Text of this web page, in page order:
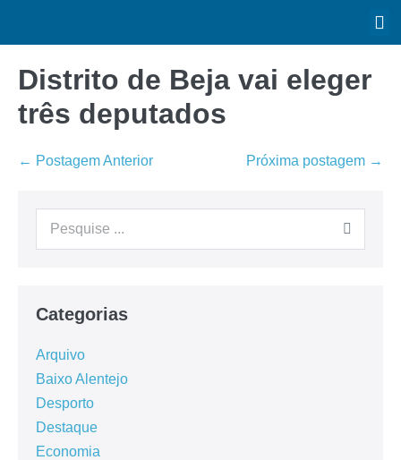
Distrito de Beja vai eleger
três deputados
← Postagem Anterior Próxima postagem →
Categorias
Arquivo
Baixo Alentejo
Desporto
Destaque
Economia